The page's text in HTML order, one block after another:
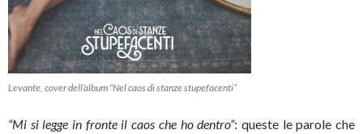
Levante, cover dell’album “Nel caos di stanze stupefacenti”
“Mi si legge in fronte il caos che ho dentro”: queste le parole che